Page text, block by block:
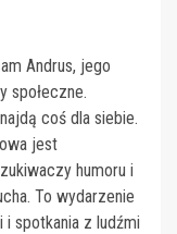
Andrus, jego
społeczne.
coś dla siebie.
jest
humoru i
To wydarzenie
spotkania z ludźmi